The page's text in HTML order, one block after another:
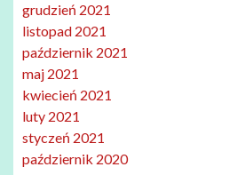
grudzień 2021
listopad 2021
październik 2021
maj 2021
kwiecień 2021
luty 2021
styczeń 2021
październik 2020